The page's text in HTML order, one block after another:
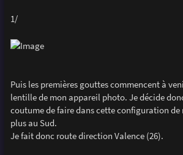
1/
Puis les premières gouttes commencent à
lentille de mon appareil photo. Je décide
coutume de faire dans cette configuration de
plus au Sud.
Je fait donc route direction Valence (26).